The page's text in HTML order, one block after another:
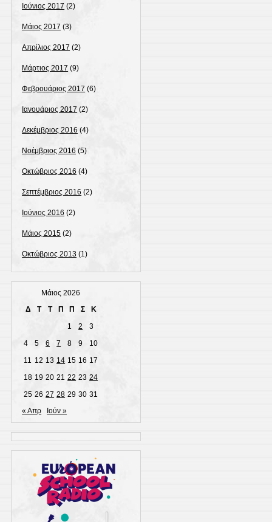
Ιούνιος 2017 (2)
Μάιος 2017 (3)
Απρίλιος 2017 (2)
Μάρτιος 2017 (9)
Φεβρουάριος 2017 (6)
Ιανουάριος 2017 (2)
Δεκέμβριος 2016 (4)
Νοέμβριος 2016 (5)
Οκτώβριος 2016 (4)
Σεπτέμβριος 2016 (2)
Ιούνιος 2016 (2)
Μάιος 2015 (2)
Οκτώβριος 2013 (1)
Μάιος 2026
Δ
Τ Τ Π Π Σ
Κ
1
2
3
4
5 6 7 8 9
10
11 12 13 14 15 16 17
18 19 20 21 22 23 24
25 26 27 28 29 30 31
« Απρ
Ιούν »